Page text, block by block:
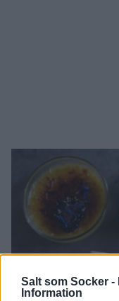
Salt som Socker -
Information